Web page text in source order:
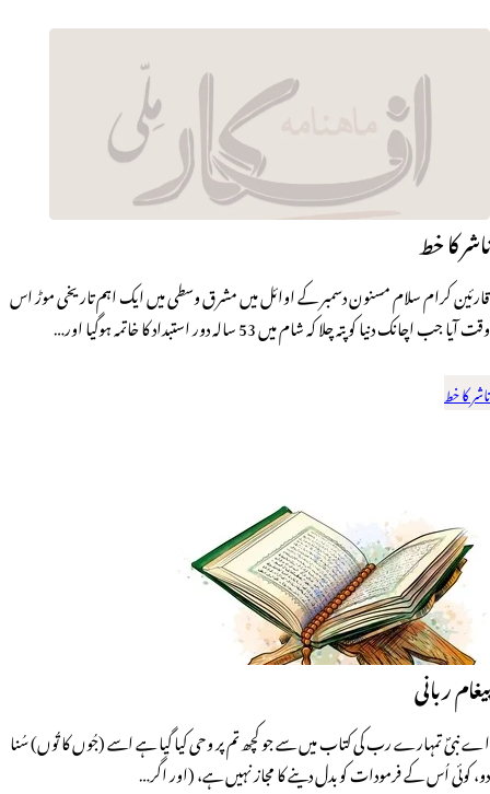
ناشر کا خط
قارئین کرام سلام مسنون دسمبر کے اوائل میں مشرق وسطی میں ایک اہم تاریخی موڑ اس
وقت آیا جب اچانک دنیا کو پتہ چلا کہ شام میں 53 سالہ دور استبداد کا خاتمہ ہوگیا اور…
ناشر کا خط
پیغام ربانی
اے نبیؐ تمہارے رب کی کتاب میں سے جو کچھ تم پر وحی کیا گیا ہے اسے (جُوں کا تُوں) سُنا
دو، کوئی اُس کے فرمودات کو بدل دینے کا مجاز نہیں ہے، (اور اگر…